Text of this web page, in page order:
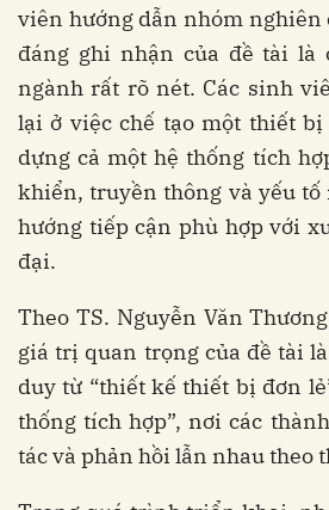
viên hướng dẫn nhóm nghiên
đáng ghi nhận của đề tài là
ngành rất rõ nét. Các sinh
lại ở việc chế tạo một thiết
dựng cả một hệ thống tích
khiển, truyền thông và yếu
hướng tiếp cận phù hợp với
đại.
Theo TS. Nguyễn Văn
giá trị quan trọng của đề tài
duy từ “thiết kế thiết bị đơn
thống tích hợp”, nơi các
tác và phản hồi lẫn nhau theo